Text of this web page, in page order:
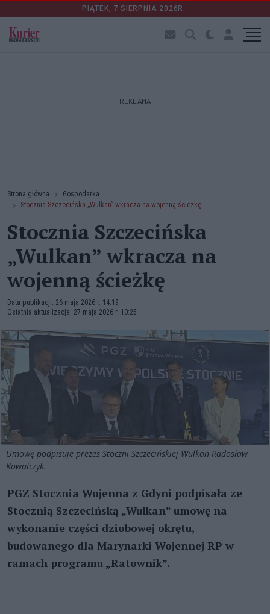
PIĄTEK, 7 SIERPNIA 2026R.
REKLAMA
Strona główna
Gospodarka
Stocznia Szczecińska „Wulkan” wkracza na wojenną ścieżkę
Stocznia Szczecińska
„Wulkan” wkracza na
wojenną ścieżkę
Data publikacji: 26 maja 2026 r. 14:19
Ostatnia aktualizacja: 27 maja 2026 r. 10:25
Umowę podpisuje prezes Stoczni Szczecińskiej Wulkan Radosław
Kowalczyk.
PGZ Stocznia Wojenna z Gdyni podpisała ze
Stocznią Szczecińską „Wulkan” umowę na
wykonanie części dziobowej okrętu,
budowanego dla Marynarki Wojennej RP w
ramach programu „Ratownik”.